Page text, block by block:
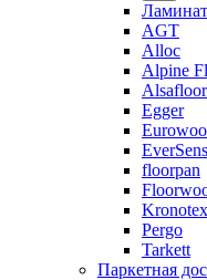
Ламинат
AGT
Alloc
Alpine
Alsafloor
Egger
floorpan
Kronotex
Pergo
Tarkett
Паркетная